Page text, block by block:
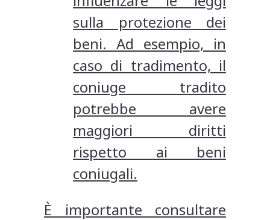
sulla protezione dei
beni. Ad esempio, in
caso di tradimento, il
coniuge tradito
potrebbe avere
maggiori diritti
rispetto ai beni
coniugali.
È importante consultare